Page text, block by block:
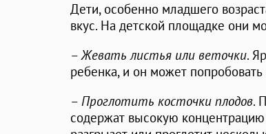
Дети, особенно младшего
вкус. На детской площадке они
–Жевать листья или веточки.
ребенка, и он может попробовать
– Проглотить косточки плодов.
содержат высокую концентрацию